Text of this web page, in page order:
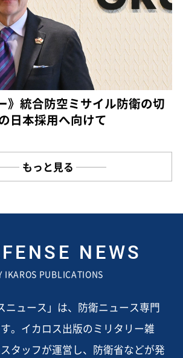
》統合防空ミサイル防衛の切
日本採用へ向けて
もっと見る
NEWS
IKAROS PUBLICATIONS
ニュース」は、防衛ニュース専門
。イカロス出版のミリタリー雑
タッフが運営し、防衛省などが発